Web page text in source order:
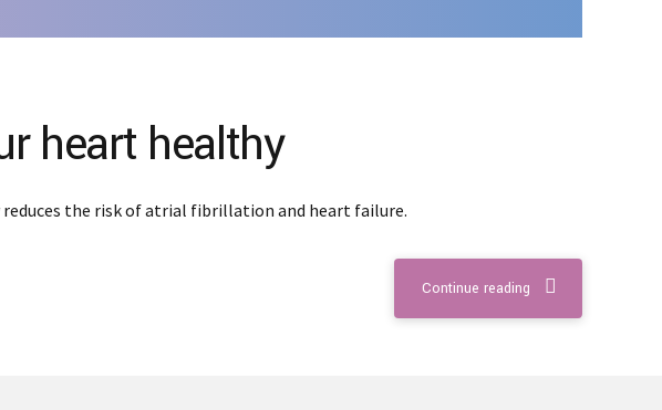
heart healthy
the risk of atrial fibrillation and heart failure.
Continue reading